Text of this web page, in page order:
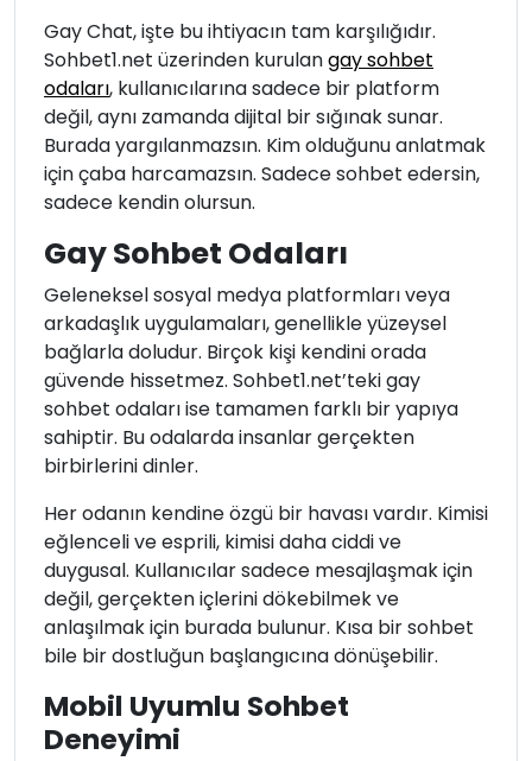
Gay Chat, işte bu ihtiyacın tam karşılığıdır.
Sohbet1.net üzerinden kurulangay sohbet
odaları, kullanıcılarına sadece bir platform
değil, aynı zamanda dijital bir sığınak sunar.
Burada yargılanmazsın. Kim olduğunu anlatmak
için çaba harcamazsın. Sadece sohbet edersin,
sadece kendin olursun.
Gay Sohbet Odaları
Geleneksel sosyal medya platformları veya
arkadaşlık uygulamaları, genellikle yüzeysel
bağlarla doludur. Birçok kişi kendini orada
güvende hissetmez. Sohbet1.net’teki gay
sohbet odaları ise tamamen farklı bir yapıya
sahiptir. Bu odalarda insanlar gerçekten
birbirlerini dinler.
Her odanın kendine özgü bir havası vardır. Kimisi
eğlenceli ve esprili, kimisi daha ciddi ve
duygusal. Kullanıcılar sadece mesajlaşmak için
değil, gerçekten içlerini dökebilmek ve
anlaşılmak için burada bulunur. Kısa bir sohbet
bile bir dostluğun başlangıcına dönüşebilir.
Mobil Uyumlu Sohbet
Deneyimi